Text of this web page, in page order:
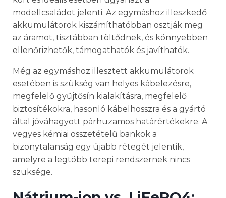
modellcsaládot jelenti. Az egymáshoz illeszkedő
akkumulátorok kiszámíthatóbban osztják meg
az áramot, tisztábban töltődnek, és könnyebben
ellenőrizhetők, támogathatók és javíthatók.
Még az egymáshoz illesztett akkumulátorok
esetében is szükség van helyes kábelezésre,
megfelelő gyűjtősín kialakításra, megfelelő
biztosítékokra, hasonló kábelhosszra és a gyártó
által jóváhagyott párhuzamos határértékekre. A
vegyes kémiai összetételű bankok a
bizonytalanság egy újabb rétegét jelentik,
amelyre a legtöbb terepi rendszernek nincs
szüksége.